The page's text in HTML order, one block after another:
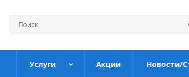
Услуги Акции Новости/